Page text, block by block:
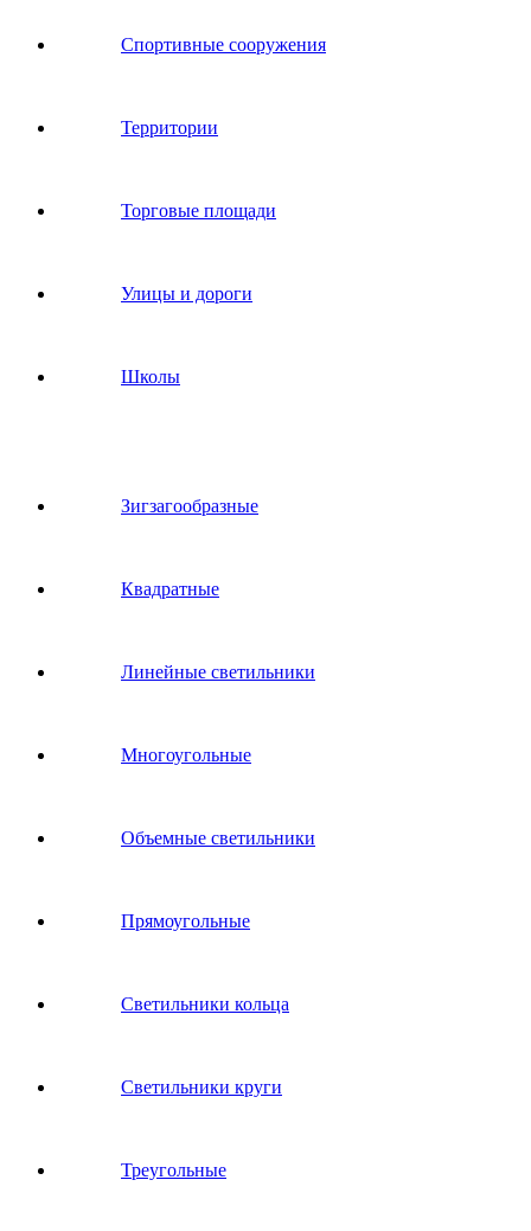
Спортивные сооружения
Территории
Торговые площади
Улицы и дороги
Школы
Зигзагообразные
Квадратные
Линейные светильники
Многоугольные
Объемные светильники
Прямоугольные
Светильники кольца
Светильники круги
Треугольные